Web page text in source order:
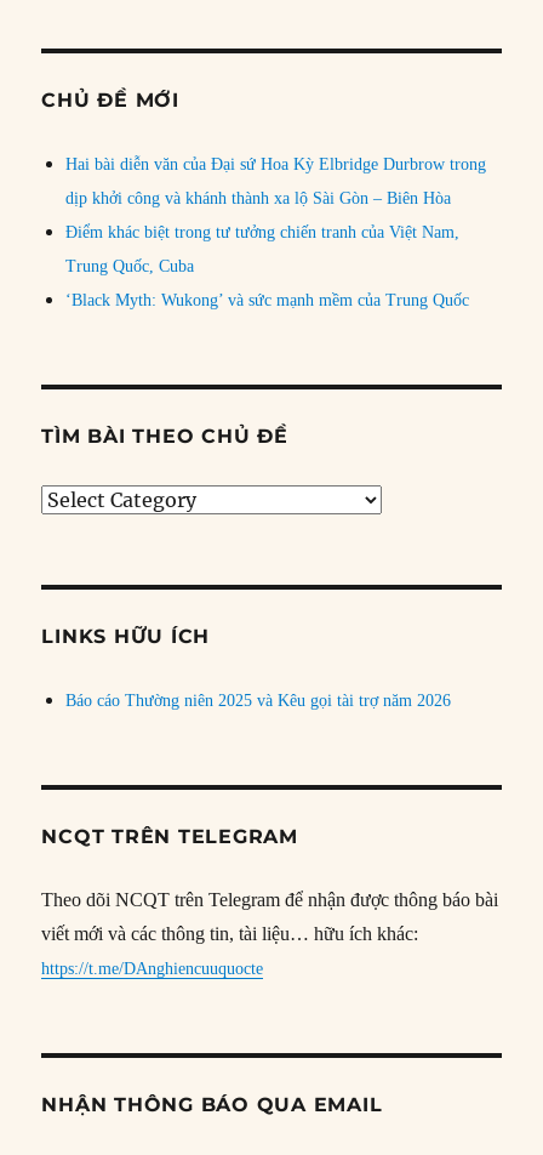
CHỦ ĐỀ MỚI
Hai bài diễn văn của Đại sứ Hoa Kỳ Elbridge Durbrow trong
dịp khởi công và khánh thành xa lộ Sài Gòn – Biên Hòa
Điểm khác biệt trong tư tưởng chiến tranh của Việt Nam,
Trung Quốc, Cuba
‘Black Myth: Wukong’ và sức mạnh mềm của Trung Quốc
TÌM BÀI THEO CHỦ ĐỀ
Tìm
đề
LINKS HỮU ÍCH
Báo cáo Thường niên 2025 và Kêu gọi tài trợ năm 2026
NCQT TRÊN TELEGRAM
Theo dõi NCQT trên Telegram để nhận được thông báo bài
viết mới và các thông tin, tài liệu… hữu ích khác:
https://t.me/DAnghiencuuquocte
NHẬN THÔNG BÁO QUA EMAIL